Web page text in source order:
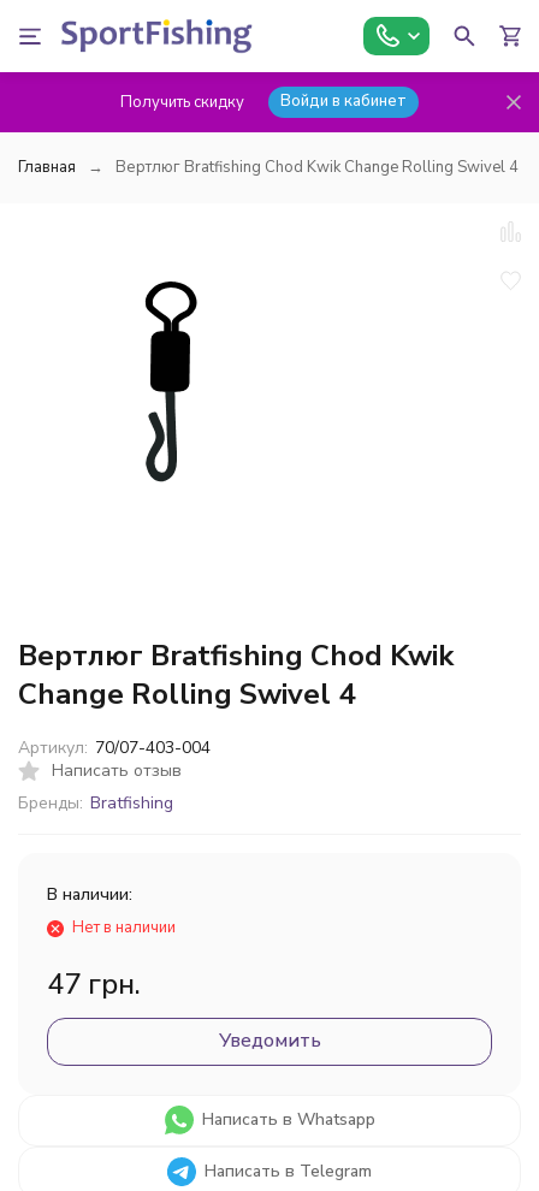
Получить скидку Войди в кабинет
Главная Вертлюг Bratfishing Chod Kwik Change Rolling Swivel 4
Вертлюг Bratfishing Chod Kwik
Change Rolling Swivel 4
Написать отзыв
Бренды: Bratfishing
Артикул: 70/07-403-004
В наличии:
Нет в наличии
47 грн.
Уведомить
Написать в Whatsapp
Написать в Telegram